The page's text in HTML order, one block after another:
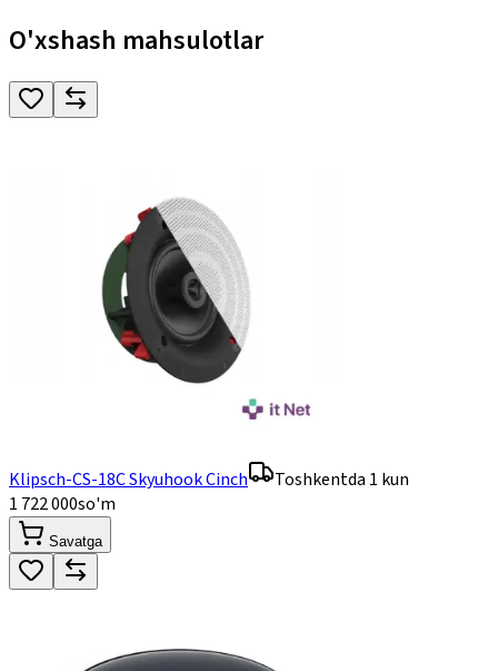
O'xshash mahsulotlar
Klipsch-CS-18C Skyuhook Cinch
Toshkentda 1 kun
1 722 000so'm
Savatga